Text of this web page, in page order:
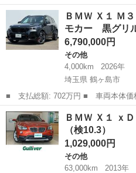
名： ＢＭＷ ■ 車種名： ３シリ
ツーリング ＢＭＷ３２０ｉ， ツー
■ 排気量： ...
埼玉 所沢市
ＢＭＷ Ｘ１ Ｍ
モカー 黒グ
6,790,000円
その他
4,000km
2026年
埼玉県 鶴ヶ島市
■ 支払総額: 702万円 ■ 車両本体価格： 6,790,000 円 ■ メーカー
名： ＢＭＷ ■ 車種名： Ｘ１ ■
ｒｉｖｅ 弊社デモカー 黒グリ
アップＤ ...
埼玉 鶴ヶ島市
ＢＭＷ Ｘ１ ｘ
（検10.3）
1,029,000円
その他
63,000km
2013年